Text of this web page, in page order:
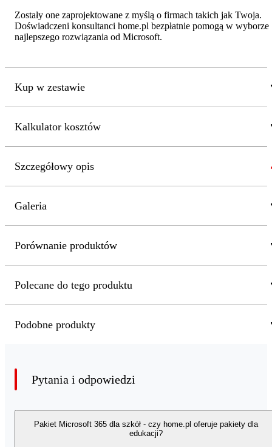
Zostały one zaprojektowane z myślą o firmach takich jak Twoja.
Doświadczeni konsultanci home.pl bezpłatnie pomogą w wyborze
najlepszego rozwiązania od Microsoft.
Kup w zestawie
Kalkulator kosztów
Szczegółowy opis
Galeria
Porównanie produktów
Polecane do tego produktu
Podobne produkty
Pytania i odpowiedzi
Pakiet Microsoft 365 dla szkół - czy home.pl oferuje pakiety dla
edukacji?